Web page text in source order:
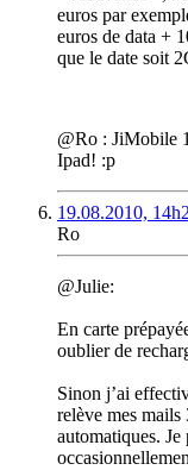
euros par
euros de data +
que le date soit
@Ro : JiMobile
Ipad! :p
19.08.2010,
Ro
@Julie:
En carte
oublier de
Sinon j’ai
relève mes mails
automatiques.